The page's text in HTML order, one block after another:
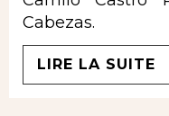
Cabezas.
LIRE LA SUITE